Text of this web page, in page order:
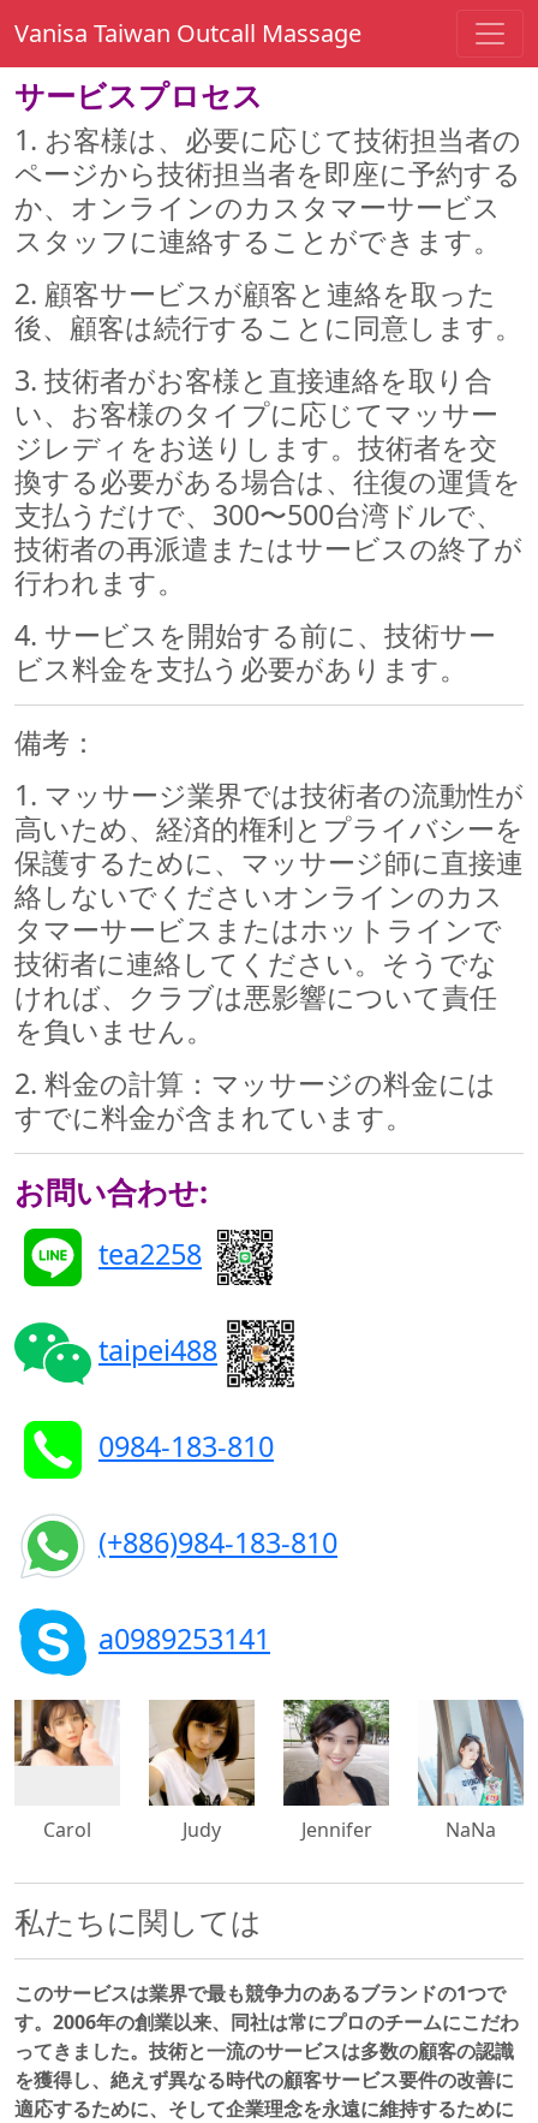
Vanisa Taiwan Outcall Massage
サービスプロセス
1. お客様は、必要に応じて技術担当者の
ページから技術担当者を即座に予約する
か、オンラインのカスタマーサービス
スタッフに連絡することができます。
2. 顧客サービスが顧客と連絡を取った
後、顧客は続行することに同意します。
3. 技術者がお客様と直接連絡を取り合
い、お客様のタイプに応じてマッサー
ジレディをお送りします。技術者を交
換する必要がある場合は、往復の運賃を
支払うだけで、300〜500台湾ドルで、
技術者の再派遣またはサービスの終了が
行われます。
4. サービスを開始する前に、技術サー
ビス料金を支払う必要があります。
備考：
1. マッサージ業界では技術者の流動性が
高いため、経済的権利とプライバシーを
保護するために、マッサージ師に直接連
絡しないでくださいオンラインのカス
タマーサービスまたはホットラインで
技術者に連絡してください。そうでな
ければ、クラブは悪影響について責任
を負いません。
2. 料金の計算：マッサージの料金には
すでに料金が含まれています。
お問い合わせ:
tea2258
taipei488
0984-183-810
(+886)984-183-810
a0989253141
500x500
Carol
500x500
Judy
500x500
Jennifer
500x500
NaNa
私たちに関しては
このサービスは業界で最も競争力のあるブランドの1つで
す。2006年の創業以来、同社は常にプロのチームにこだわ
ってきました。技術と一流のサービスは多数の顧客の認識
を獲得し、絶えず異なる時代の顧客サービス要件の改善に
適応するために、そして企業理念を永遠に維持するために